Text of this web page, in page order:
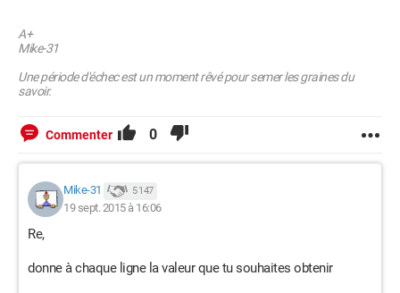
A+
Mike-31
Une période d'échec est un moment rêvé pour semer les graines du
savoir.
Commenter 0
Mike-31 5 147
19 sept. 2015 à 16:06
Re,
donne à chaque ligne la valeur que tu souhaites obtenir